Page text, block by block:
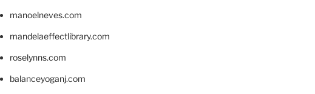
manoelneves.com
mandelaeffectlibrary.com
roselynns.com
balanceyoganj.com